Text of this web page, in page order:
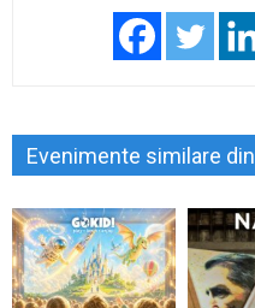
Evenimente similare din